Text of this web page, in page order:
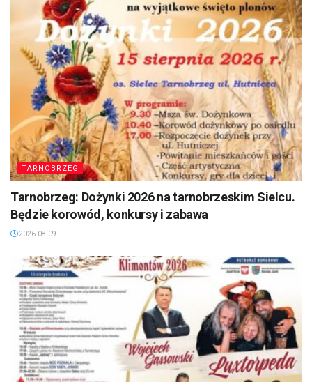
TARNOBRZEG
Tarnobrzeg: Dożynki 2026 na tarnobrzeskim Sielcu.
Będzie korowód, konkursy i zabawa
2026-08-09